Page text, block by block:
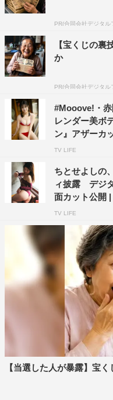
PR(合同会社デジタル
【宝くじの裏
か
PR(合同会社デジタル
#Mooove!・
レンダー美ボ
ン』アザーカ
TV LIFE
ちとせよしの
ィ披露 デジ
面カット公開
TV LIFE
【当選した人が暴露】宝